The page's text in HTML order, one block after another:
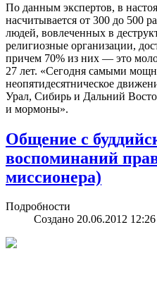
По данным экспертов, в
насчитывается от 300 до 500
людей, вовлеченных в
религиозные организации,
причем 70% из них — это
27 лет. «Сегодня самыми
неопятидесятническое
Урал, Сибирь и Дальний
и мормоны».
Общение с
воспоминаний
миссионера)
Подробности
Создано 20.06.2012 12:26